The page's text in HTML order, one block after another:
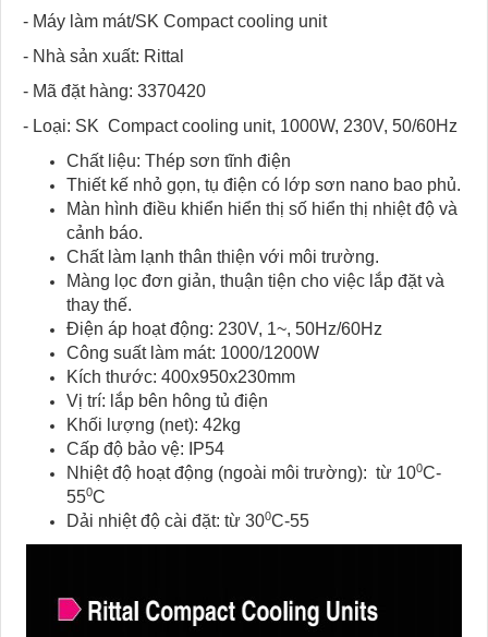
- Máy làm mát/SK Compact cooling unit
- Nhà sản xuất: Rittal
- Mã đặt hàng: 3370420
- Loại: SK Compact cooling unit, 1000W, 230V, 50/60Hz
Chất liệu: Thép sơn tĩnh điện
Thiết kế nhỏ gọn, tụ điện có lớp sơn nano bao phủ.
Màn hình điều khiển hiển thị số hiển thị nhiệt độ và
cảnh báo.
Chất làm lạnh thân thiện với môi trường.
Màng lọc đơn giản, thuận tiện cho việc lắp đặt và
thay thế.
Điện áp hoạt động: 230V, 1~, 50Hz/60Hz
Công suất làm mát: 1000/1200W
Kích thước: 400x950x230mm
Vị trí: lắp bên hông tủ điện
Khối lượng (net): 42kg
Cấp độ bảo vệ: IP54
Nhiệt độ hoạt động (ngoài môi trường): từ 100C-
550C
Dải nhiệt độ cài đặt: từ 300C-55